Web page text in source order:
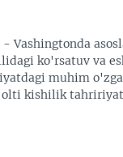
Vashingtonda
ko'rsatuv va
muhim
olti kishilik